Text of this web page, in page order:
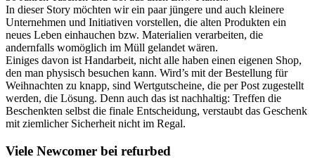
In dieser Story möchten wir ein paar jüngere und auch kleinere
Unternehmen und Initiativen vorstellen, die alten Produkten ein
neues Leben einhauchen bzw. Materialien verarbeiten, die
andernfalls womöglich im Müll gelandet wären.
Einiges davon ist Handarbeit, nicht alle haben einen eigenen Shop,
den man physisch besuchen kann. Wird’s mit der Bestellung für
Weihnachten zu knapp, sind Wertgutscheine, die per Post zugestellt
werden, die Lösung. Denn auch das ist nachhaltig: Treffen die
Beschenkten selbst die finale Entscheidung, verstaubt das Geschenk
mit ziemlicher Sicherheit nicht im Regal.
Viele Newcomer bei refurbed